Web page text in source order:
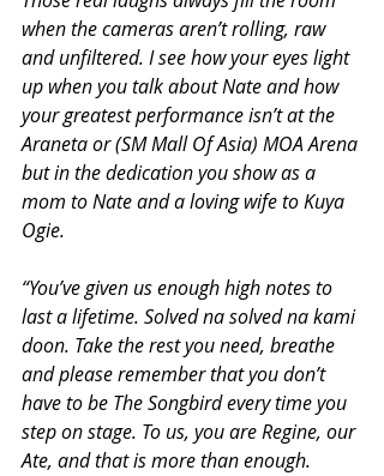
when the cameras aren’t rolling, raw
and unfiltered. I see how your eyes light
up when you talk about Nate and how
your greatest performance isn’t at the
Araneta or (SM Mall Of Asia) MOA Arena
but in the dedication you show as a
mom to Nate and a loving wife to Kuya
Ogie.
“You’ve given us enough high notes to
last a lifetime. Solved na solved na kami
doon. Take the rest you need, breathe
and please remember that you don’t
have to be The Songbird every time you
step on stage. To us, you are Regine, our
Ate, and that is more than enough.